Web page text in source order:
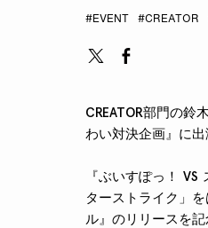
#EVENT #CREATOR
CREATOR部門の
わい対決企画』に出
『ぶいすぽっ！
ターストライク」
ル』のリリースを